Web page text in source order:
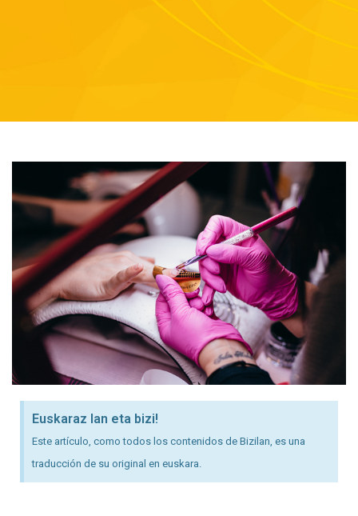
Euskaraz lan eta bizi!
Este artículo, como todos los contenidos de Bizilan, es una
traducción de su original en euskara.